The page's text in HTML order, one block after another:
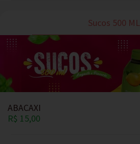
Sucos 500 ML
ABACAXI
R$ 15,00